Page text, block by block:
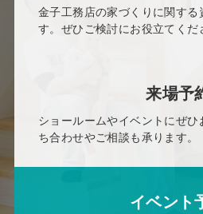
金子工務店の家づくりに関する
す。ぜひご検討にお役立てくだ
来場予
ショールームやイベントにぜ
ち合わせやご相談も承ります。
イベント